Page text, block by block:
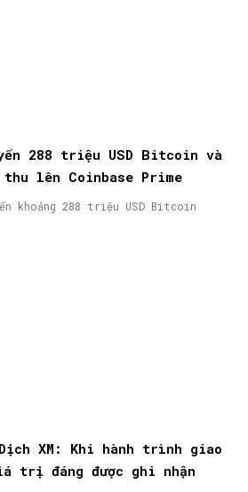
288 triệu USD Bitcoin và
lên Coinbase Prime
khoảng 288 triệu USD Bitcoin
XM: Khi hành trình giao
trị đáng được ghi nhận